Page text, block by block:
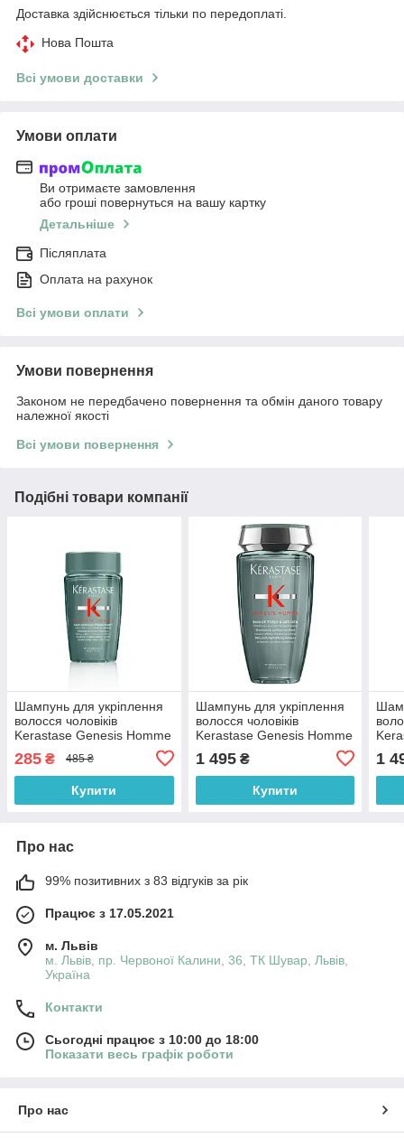
Доставка здійснюється тільки по передоплаті.
Нова Пошта
Всі умови доставки
Умови оплати
Ви отримаєте замовлення
або гроші повернуться на вашу картку
Детальніше
Післяплата
Оплата на рахунок
Всі умови оплати
Умови повернення
Законом не передбачено повернення та обмін даного товару
належної якості
Всі умови повернення
Подібні товари компанії
Шампунь для укріплення
волосся чоловіків
Kerastase Genesis Homme
Bain de Force Quotidien 80
мл
285 ₴ 485 ₴
Купити
Шампунь для укріплення
волосся чоловіків
Kerastase Genesis Homme
250 мл
1 495₴
Купити
1
Про нас
99% позитивних з 83 відгуків за рік
Працює з 17.05.2021
м. Львів
м. Львів, пр. Червоної Калини, 36, ТК Шувар, Львів,
Україна
Контакти
Сьогодні працює з 10:00 до 18:00
Показати весь графік роботи
Про нас